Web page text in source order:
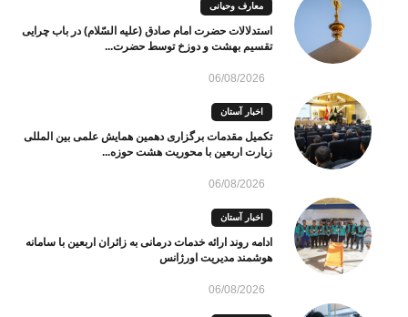
معارف وحیانی
استدلالات حضرت امام صادق (علیه السّلام) در باب چرایی
تقسیم بهشت و دوزخ توسط حضرت...
06/08/2026
اخبار آستان
تکمیل مقدمات برگزاری دهمین همایش علمی بین المللی
زیارت اربعین با محوریت هشت حوزه...
06/08/2026
اخبار آستان
ادامه روند ارائه خدمات درمانی به زائران اربعین با سامانه
هوشمند مدیریت اورژانس
06/08/2026